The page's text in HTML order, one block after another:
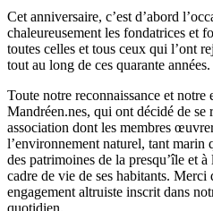
Cet anniversaire, c’est d’abord
chaleureusement les fondatrices et
toutes celles et tous ceux qui l’ont
tout au long de ces quarante années.
Toute notre reconnaissance et notre
Mandréen.nes, qui ont décidé de se
association dont les membres
l’environnement naturel, tant marin
des patrimoines de la presqu’île et
cadre de vie de ses habitants.
engagement altruiste inscrit dans
quotidien.